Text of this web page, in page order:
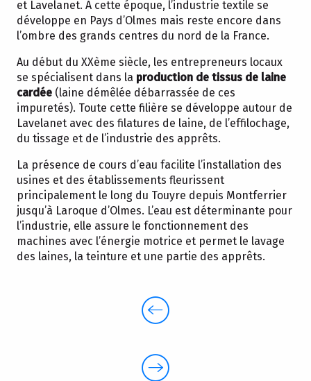
et Lavelanet. A cette époque, l’industrie textile se
développe en Pays d’Olmes mais reste encore dans
l’ombre des grands centres du nord de la France.
Au début du XXème siècle, les entrepreneurs locaux
se spécialisent dans la production de tissus de laine
cardée (laine démêlée débarrassée de ces
impuretés). Toute cette filière se développe autour de
Lavelanet avec des filatures de laine, de l’effilochage,
du tissage et de l’industrie des apprêts.
La présence de cours d’eau facilite l’installation des
usines et des établissements fleurissent
principalement le long du Touyre depuis Montferrier
jusqu’à Laroque d’Olmes. L’eau est déterminante pour
l’industrie, elle assure le fonctionnement des
machines avec l’énergie motrice et permet le lavage
des laines, la teinture et une partie des apprêts.